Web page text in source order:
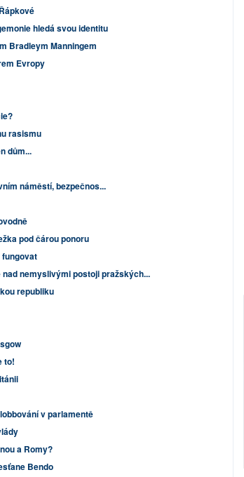
hledá svou identitu
Bradleym Manningem
Evropy
rasismu
dům...
náměstí, bezpečnos...
pod čárou ponoru
nemyslivými postoji pražských...
republiku
to!
v parlamentě
a Romy?
Bendo